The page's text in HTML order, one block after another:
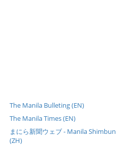
The Manila Bulleting (EN)
The Manila Times (EN)
まにら新聞ウェブ - Manila Shimbun
(ZH)